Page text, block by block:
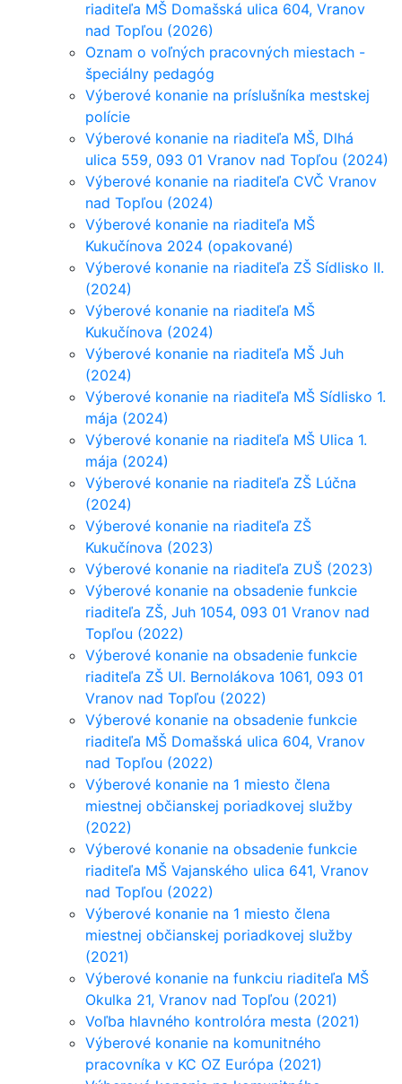
riaditeľa MŠ Domašská ulica 604, Vranov
nad Topľou (2026)
Oznam o voľných pracovných miestach -
špeciálny pedagóg
Výberové konanie na príslušníka mestskej
polície
Výberové konanie na riaditeľa MŠ, Dlhá
ulica 559, 093 01 Vranov nad Topľou (2024)
Výberové konanie na riaditeľa CVČ Vranov
nad Topľou (2024)
Výberové konanie na riaditeľa MŠ
Kukučínova 2024 (opakované)
Výberové konanie na riaditeľa ZŠ Sídlisko II.
(2024)
Výberové konanie na riaditeľa MŠ
Kukučínova (2024)
Výberové konanie na riaditeľa MŠ Juh
(2024)
Výberové konanie na riaditeľa MŠ Sídlisko 1.
mája (2024)
Výberové konanie na riaditeľa MŠ Ulica 1.
mája (2024)
Výberové konanie na riaditeľa ZŠ Lúčna
(2024)
Výberové konanie na riaditeľa ZŠ
Kukučínova (2023)
Výberové konanie na riaditeľa ZUŠ (2023)
Výberové konanie na obsadenie funkcie
riaditeľa ZŠ, Juh 1054, 093 01 Vranov nad
Topľou (2022)
Výberové konanie na obsadenie funkcie
riaditeľa ZŠ Ul. Bernolákova 1061, 093 01
Vranov nad Topľou (2022)
Výberové konanie na obsadenie funkcie
riaditeľa MŠ Domašská ulica 604, Vranov
nad Topľou (2022)
Výberové konanie na 1 miesto člena
miestnej občianskej poriadkovej služby
(2022)
Výberové konanie na obsadenie funkcie
riaditeľa MŠ Vajanského ulica 641, Vranov
nad Topľou (2022)
Výberové konanie na 1 miesto člena
miestnej občianskej poriadkovej služby
(2021)
Výberové konanie na funkciu riaditeľa MŠ
Okulka 21, Vranov nad Topľou (2021)
Voľba hlavného kontrolóra mesta (2021)
Výberové konanie na komunitného
pracovníka v KC OZ Európa (2021)